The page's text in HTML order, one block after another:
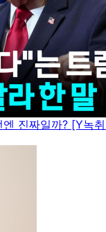
진짜일까? [Y녹